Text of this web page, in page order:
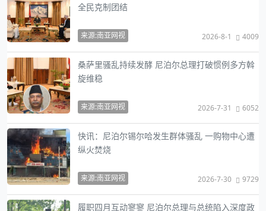
全民克制团结
来源:南亚网视 2026-8-1 4009
桑萨里骚乱持续发酵 尼泊尔总理打破惯例多方斡
旋维稳
来源:南亚网视 2026-7-31 6052
快讯：尼泊尔锡尔哈发生群体骚乱 一购物中心遭
纵火焚烧
来源:南亚网视 2026-7-30 9729
履职四月互动寥寥 尼泊尔总理与总统陷入深度政